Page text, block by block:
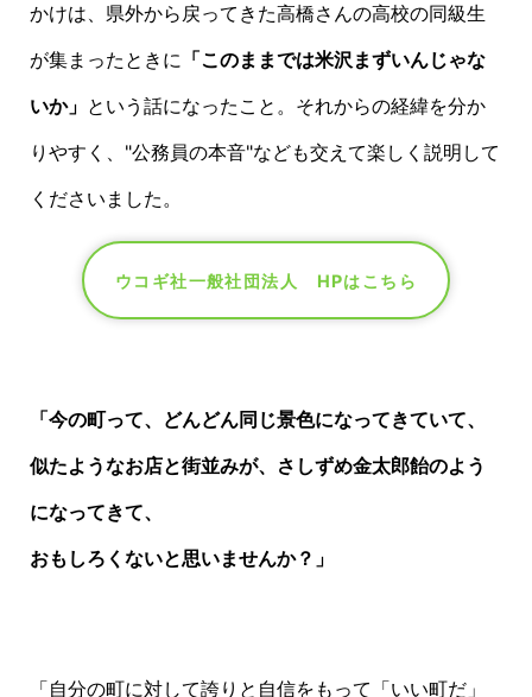
かけは、県外から戻ってきた高橋さんの高校の同級生
が集まったときに 「このままでは米沢まずいんじゃな
いか」 という話になったこと。それからの経緯を分か
りやすく、"公務員の本音"なども交えて楽しく説明して
くださいました。
ウコギ社一般社団法人 HPはこちら
「今の町って、どんどん同じ景色になってきていて、
似たようなお店と街並みが、さしずめ金太郎飴のよう
になってきて、
おもしろくないと思いませんか？」
「自分の町に対して誇りと自信をもって「いい町だ」